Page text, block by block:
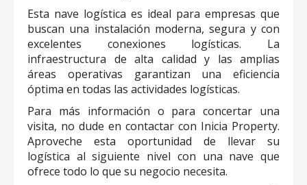
Esta nave logística es ideal para empresas que
buscan una instalación moderna, segura y con
excelentes conexiones logísticas. La
infraestructura de alta calidad y las amplias
áreas operativas garantizan una eficiencia
óptima en todas las actividades logísticas.
Para más información o para concertar una
visita, no dude en contactar con Inicia Property.
Aproveche esta oportunidad de llevar su
logística al siguiente nivel con una nave que
ofrece todo lo que su negocio necesita.